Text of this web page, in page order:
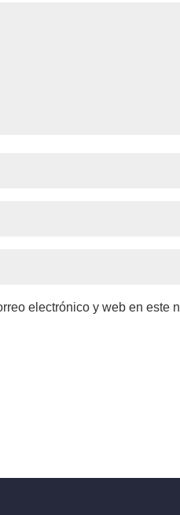
electrónico y web en este